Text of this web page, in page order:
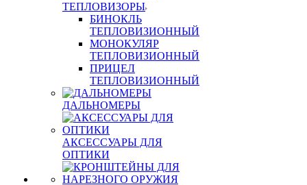
ТЕПЛОВИЗОРЫ
БИНОКЛЬ
ТЕПЛОВИЗИОННЫЙ
МОНОКУЛЯР
ТЕПЛОВИЗИОННЫЙ
ПРИЦЕЛ
ТЕПЛОВИЗИОННЫЙ
ДАЛЬНОМЕРЫ
АКСЕССУАРЫ ДЛЯ
ОПТИКИ